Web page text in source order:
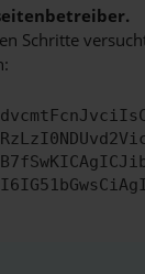
Schritte